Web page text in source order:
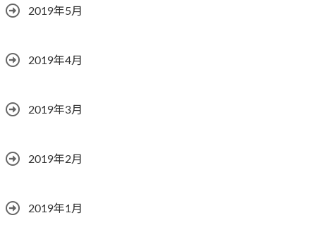
2019年5月
2019年4月
2019年3月
2019年2月
2019年1月